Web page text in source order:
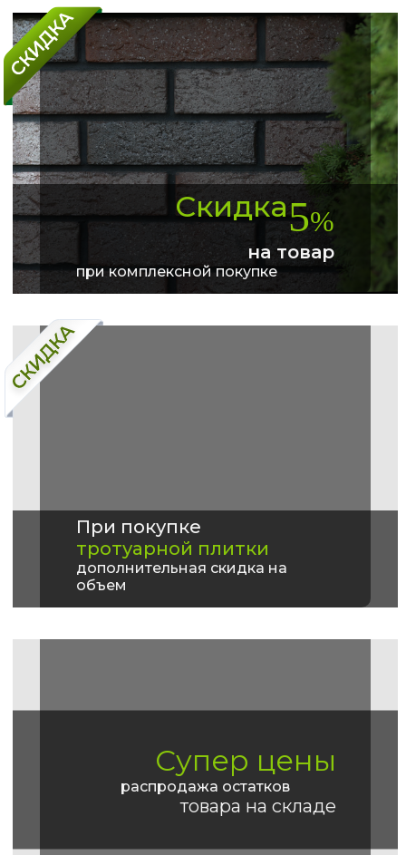
Скидка5%
на товар
при комплексной покупке
При покупке
тротуарной плитки
дополнительная скидка на
объем
Супер цены
распродажа остатков
товара на складе